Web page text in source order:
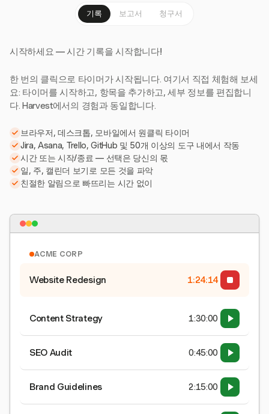
기록 보고서 청구서
시작하세요 — 시간 기록을 시작합니다!
한 번의 클릭으로 타이머가 시작됩니다. 여기서 직접 체험해 보세
요: 타이머를 시작하고, 항목을 추가하고, 세부 정보를 편집합니
다. Harvest에서의 경험과 동일합니다.
브라우저, 데스크톱, 모바일에서 원클릭 타이머
Jira, Asana, Trello, GitHub 및 50개 이상의 도구 내에서 작동
시간 또는 시작/종료 — 선택은 당신의 몫
일, 주, 캘린더 보기로 모든 것을 파악
친절한 알림으로 빠뜨리는 시간 없이
ACME CORP
Website Redesign 1:24:15
Content Strategy 1:30:00
SEO Audit 0:45:00
Brand Guidelines 2:15:00